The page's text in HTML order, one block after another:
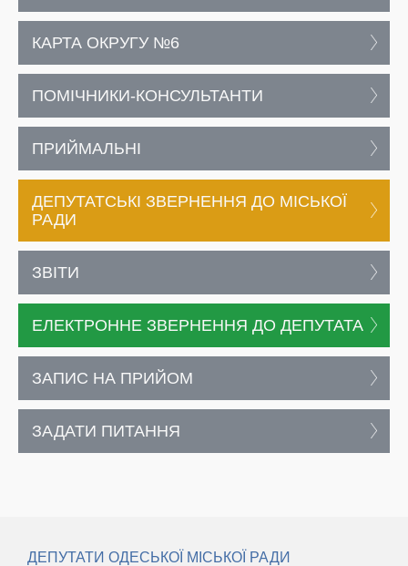
КАРТА ОКРУГУ №6
ПОМІЧНИКИ-КОНСУЛЬТАНТИ
ПРИЙМАЛЬНІ
ДЕПУТАТСЬКІ ЗВЕРНЕННЯ ДО МІСЬКОЇ
РАДИ
ЗВІТИ
ЕЛЕКТРОННЕ ЗВЕРНЕННЯ ДО ДЕПУТАТА
ЗАПИС НА ПРИЙОМ
ЗАДАТИ ПИТАННЯ
ДЕПУТАТИ ОДЕСЬКОЇ МІСЬКОЇ РАДИ